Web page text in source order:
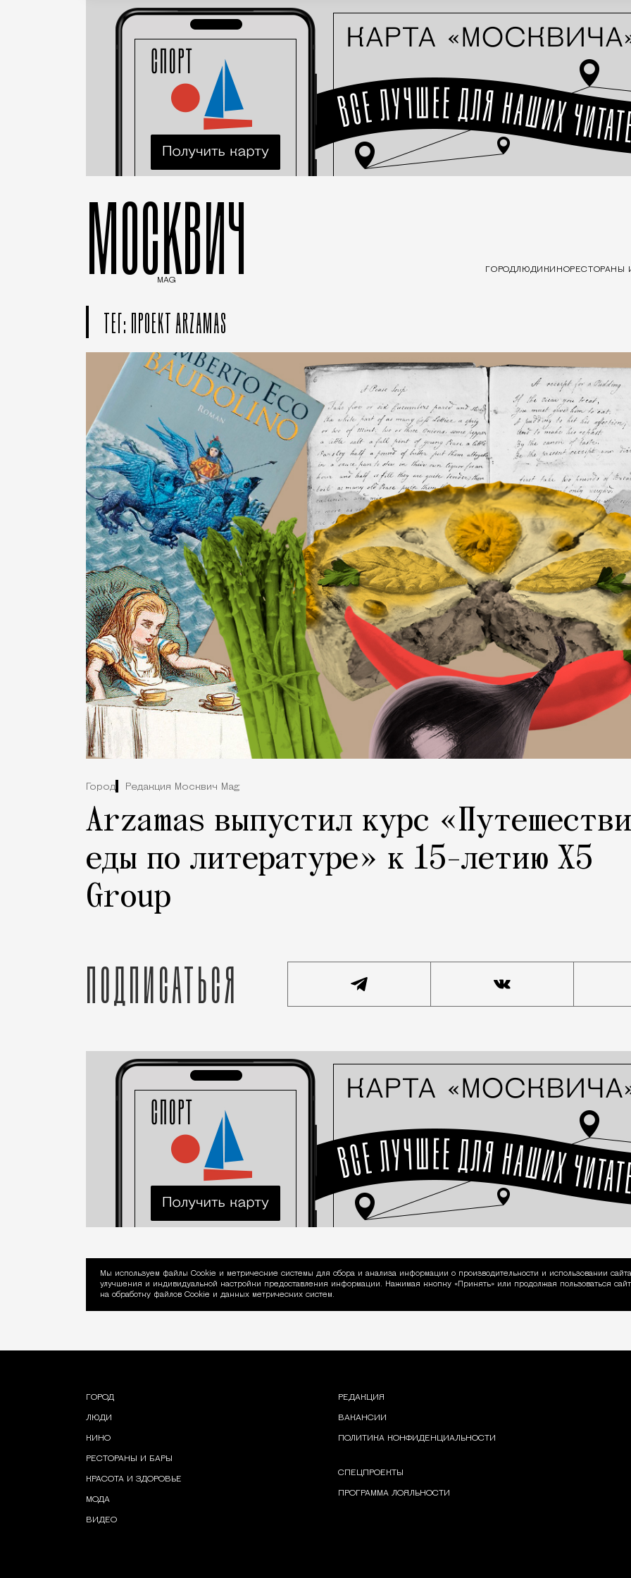
МОСКВИЧ
MAG
ГОРОДЛЮДИ КИНОРЕСТОРАНЫ
ТЕГ: ПРОЕКТ ARZAMAS
Город Редакция Москвич Mag
Arzamas выпустил курс
еды по литературе» к 15-летию X5
Group
Подписаться
Уведомление об использовании Cookie
Мы используем файлы Сookie и метрические системы для сбора и анализа информации о производительности и использовании
улучшения и индивидуальной настройки предоставления информации. Нажимая кнопку «Принять» или продолжая пользоваться
на обработку файлов Cookie и данных метрических систем.
ГОРОД
ЛЮДИ
КИНО
РЕСТОРАНЫ И БАРЫ
КРАСОТА И ЗДОРОВЬЕ
МОДА
ВИДЕО
РЕДАКЦИЯ
ВАКАНСИИ
ПОЛИТИКА КОНФИДЕНЦИАЛЬНОСТИ
СПЕЦПРОЕКТЫ
ПРОГРАММА ЛОЯЛЬНОСТИ